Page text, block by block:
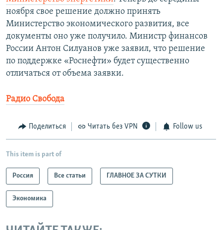
ноября свое решение должно принять
Министерство экономического развития, все
документы оно уже получило. Министр финансов
России Антон Силуанов уже заявил, что решение
по поддержке «Роснефти» будет существенно
отличаться от объема заявки.
Радио Свобода
Поделиться Читать без VPN Follow us
This item is part of
Россия Все статьи ГЛАВНОЕ ЗА СУТКИ
Экономика